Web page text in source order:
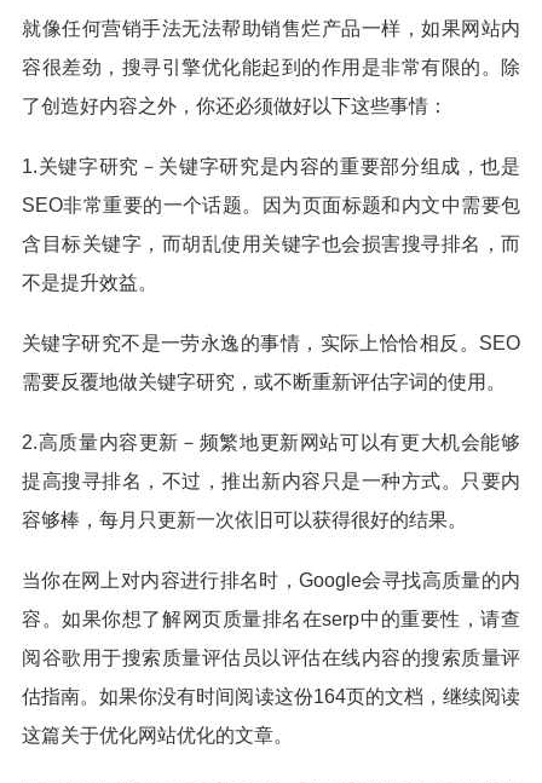
就像任何营销手法无法帮助销售烂产品一样，如果网站内
容很差劲，搜寻引擎优化能起到的作用是非常有限的。除
了创造好内容之外，你还必须做好以下这些事情：
1.关键字研究－关键字研究是内容的重要部分组成，也是
SEO非常重要的一个话题。因为页面标题和内文中需要包
含目标关键字，而胡乱使用关键字也会损害搜寻排名，而
不是提升效益。
关键字研究不是一劳永逸的事情，实际上恰恰相反。SEO
需要反覆地做关键字研究，或不断重新评估字词的使用。
2.高质量内容更新－频繁地更新网站可以有更大机会能够
提高搜寻排名，不过，推出新内容只是一种方式。只要内
容够棒，每月只更新一次依旧可以获得很好的结果。
当你在网上对内容进行排名时，Google会寻找高质量的内
容。如果你想了解网页质量排名在serp中的重要性，请查
阅谷歌用于搜索质量评估员以评估在线内容的搜索质量评
估指南。如果你没有时间阅读这份164页的文档，继续阅读
这篇关于优化网站优化的文章。